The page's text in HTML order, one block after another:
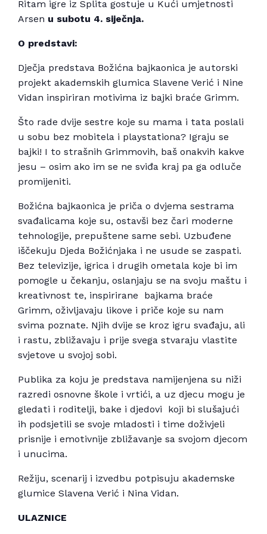
Ritam igre iz Splita gostuje u Kući umjetnosti
Arsen u subotu 4. siječnja.
O predstavi:
Dječja predstava Božićna bajkaonica je autorski
projekt akademskih glumica Slavene Verić i Nine
Vidan inspiriran motivima iz bajki braće Grimm.
Što rade dvije sestre koje su mama i tata poslali
u sobu bez mobitela i playstationa? Igraju se
bajki! I to strašnih Grimmovih, baš onakvih kakve
jesu – osim ako im se ne sviđa kraj pa ga odluče
promijeniti.
Božićna bajkaonica je priča o dvjema sestrama
svađalicama koje su, ostavši bez čari moderne
tehnologije, prepuštene same sebi. Uzbuđene
iščekuju Djeda Božićnjaka i ne usude se zaspati.
Bez televizije, igrica i drugih ometala koje bi im
pomogle u čekanju, oslanjaju se na svoju maštu i
kreativnost te, inspirirane bajkama braće
Grimm, oživljavaju likove i priče koje su nam
svima poznate. Njih dvije se kroz igru svađaju, ali
i rastu, zbližavaju i prije svega stvaraju vlastite
svjetove u svojoj sobi.
Publika za koju je predstava namijenjena su niži
razredi osnovne škole i vrtići, a uz djecu mogu je
gledati i roditelji, bake i djedovi koji bi slušajući
ih podsjetili se svoje mladosti i time doživjeli
prisnije i emotivnije zbližavanje sa svojom djecom
i unucima.
Režiju, scenarij i izvedbu potpisuju akademske
glumice Slavena Verić i Nina Vidan.
ULAZNICE